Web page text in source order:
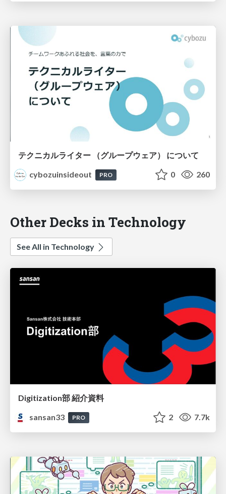
テクニカルライター （グループウェア） について
cybozuinsideout
PRO 0 260
Other Decks in Technology
See All in Technology
Digitization部 紹介資料
sansan33
PRO 2 7.7k